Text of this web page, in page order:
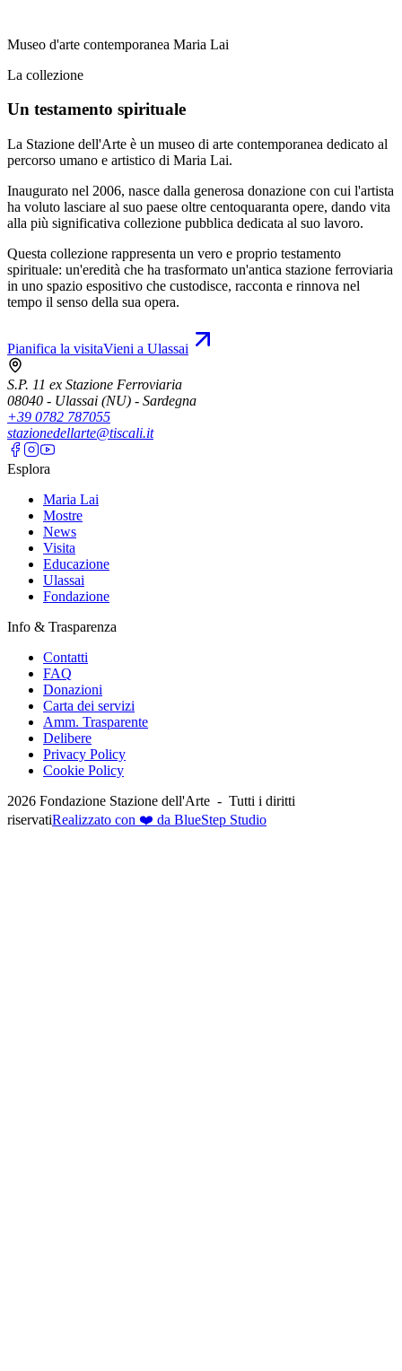
Museo d'arte contemporanea Maria Lai
La collezione
Un testamento spirituale
La Stazione dell'Arte è un museo di arte contemporanea dedicato al
percorso umano e artistico di Maria Lai.
Inaugurato nel 2006, nasce dalla generosa donazione con cui l'artista
ha voluto lasciare al suo paese oltre centoquaranta opere, dando vita
alla più significativa collezione pubblica dedicata al suo lavoro.
Questa collezione rappresenta un vero e proprio testamento
spirituale: un'eredità che ha trasformato un'antica stazione ferroviaria
in uno spazio espositivo che custodisce, racconta e rinnova nel
tempo il senso della sua opera.
Pianifica la visitaVieni a Ulassai
S.P. 11 ex Stazione Ferroviaria
08040 - Ulassai (NU) - Sardegna
+39 0782 787055
stazionedellarte@tiscali.it
Esplora
Maria Lai
Mostre
News
Visita
Educazione
Ulassai
Fondazione
Info & Trasparenza
Contatti
FAQ
Donazioni
Carta dei servizi
Amm. Trasparente
Delibere
Privacy Policy
Cookie Policy
2026 Fondazione Stazione dell'Arte - Tutti i diritti
riservatiRealizzato con ❤️ da BlueStep Studio